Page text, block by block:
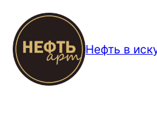
Перейти
содержимому
Нефть в